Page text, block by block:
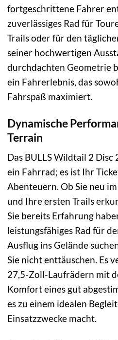
fortgeschrittene Fahrer
zuverlässiges Rad für
Trails oder für den
seiner hochwertigen
durchdachten Geometrie
ein Fahrerlebnis, das
Fahrspaß maximiert.
Dynamische
Terrain
Das BULLS Wildtail 2 Disc
ein Fahrrad; es ist Ihr
Abenteuern. Ob Sie neu
und Ihre ersten Trails
Sie bereits Erfahrung
leistungsfähiges Rad für
Ausflug ins Gelände
Sie nicht enttäuschen. Es
27,5-Zoll-Laufrädern mit
Komfort eines gut
es zu einem idealen
Einsatzzwecke macht.